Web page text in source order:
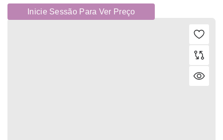
Inicie Sessão Para Ver Preço